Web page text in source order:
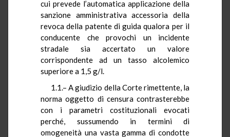
cui prevede l’automatica applicazione della
sanzione amministrativa accessoria della
revoca della patente di guida qualora per il
conducente che provochi un incidente
stradale sia accertato un valore
corrispondente ad un tasso alcolemico
superiore a 1,5 g/l.
1.1.– A giudizio della Corte rimettente, la
norma oggetto di censura contrasterebbe
con i parametri costituzionali evocati
perché, sussumendo in termini di
omogeneità una vasta gamma di condotte